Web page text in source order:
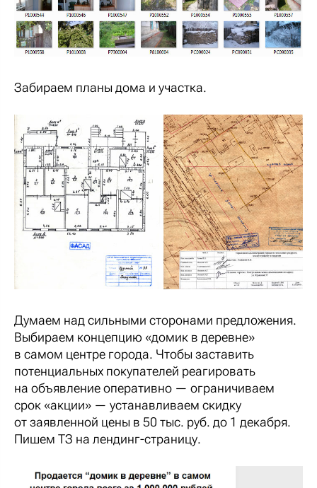
Забираем планы дома и участка.
Думаем над сильными сторонами предложения.
Выбираем концепцию «домик в деревне»
в самом центре города. Чтобы заставить
потенциальных покупателей реагировать
на объявление оперативно — ограничиваем
срок «акции» — устанавливаем скидку
от заявленной цены в 50 тыс. руб. до 1 декабря.
Пишем ТЗ на лендинг-страницу.